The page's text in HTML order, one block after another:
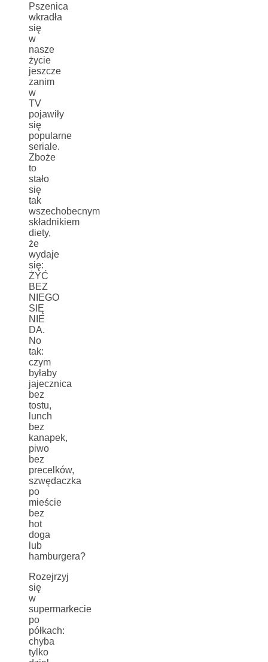
Pszenica
wkradła
się
w
nasze
życie
jeszcze
zanim
w
TV
pojawiły
się
popularne
seriale.
Zboże
to
stało
się
tak
wszechobecnym
składnikiem
diety,
że
wydaje
się:
ŻYĆ
BEZ
NIEGO
SIĘ
NIE
DA.
No
tak:
czym
byłaby
jajecznica
bez
tostu,
lunch
bez
kanapek,
piwo
bez
precelków,
szwędaczka
po
mieście
bez
hot
doga
lub
hamburgera?
Rozejrzyj
się
w
supermarkecie
po
półkach:
chyba
tylko